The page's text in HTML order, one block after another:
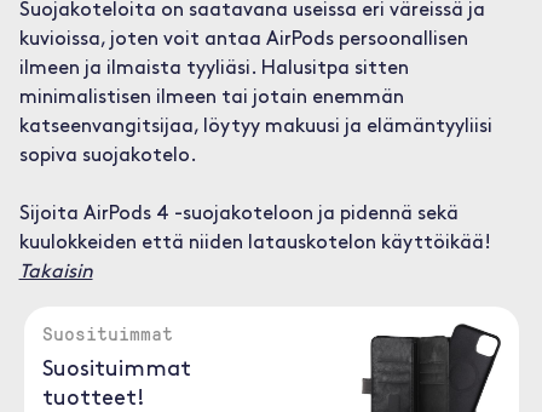
Suojakoteloita on saatavana useissa eri väreissä ja
kuvioissa, joten voit antaa AirPods persoonallisen
ilmeen ja ilmaista tyyliäsi. Halusitpa sitten
minimalistisen ilmeen tai jotain enemmän
katseenvangitsijaa, löytyy makuusi ja elämäntyyliisi
sopiva suojakotelo.
Sijoita AirPods 4 -suojakoteloon ja pidennä sekä
kuulokkeiden että niiden latauskotelon käyttöikää!
Takaisin
Suosituimmat
Suosituimmat
tuotteet!